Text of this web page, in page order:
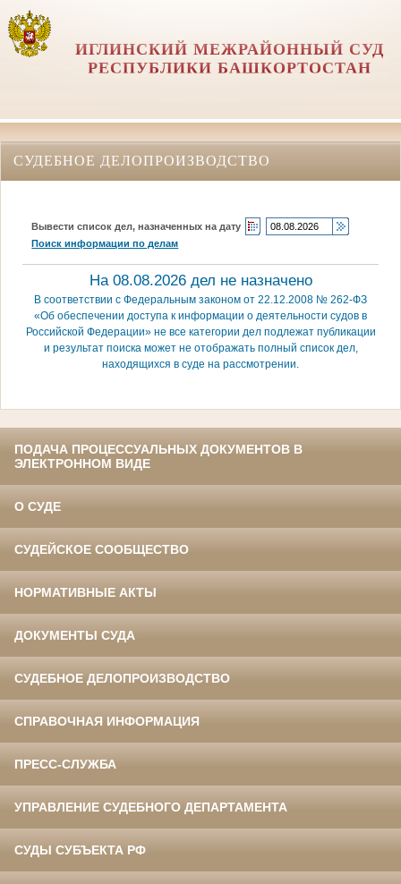
ИГЛИНСКИЙ МЕЖРАЙОННЫЙ СУД
РЕСПУБЛИКИ БАШКОРТОСТАН
СУДЕБНОЕ ДЕЛОПРОИЗВОДСТВО
Вывести список дел, назначенных на дату
Поиск информации по делам
На 08.08.2026 дел не назначено
В соответствии с Федеральным законом от 22.12.2008 № 262-ФЗ
«Об обеспечении доступа к информации о деятельности судов в
Российской Федерации» не все категории дел подлежат публикации
и результат поиска может не отображать полный список дел,
находящихся в суде на рассмотрении.
ПОДАЧА ПРОЦЕССУАЛЬНЫХ ДОКУМЕНТОВ В
ЭЛЕКТРОННОМ ВИДЕ
О СУДЕ
СУДЕЙСКОЕ СООБЩЕСТВО
НОРМАТИВНЫЕ АКТЫ
ДОКУМЕНТЫ СУДА
СУДЕБНОЕ ДЕЛОПРОИЗВОДСТВО
СПРАВОЧНАЯ ИНФОРМАЦИЯ
ПРЕСС-СЛУЖБА
УПРАВЛЕНИЕ СУДЕБНОГО ДЕПАРТАМЕНТА
СУДЫ СУБЪЕКТА РФ